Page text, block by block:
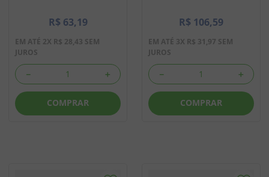
R$ 63,19
EM ATÉ 2X R$ 28,43 SEM
JUROS
＋
－
COMPRAR
R$ 106,59
EM ATÉ 3X R$ 31,97 SEM
JUROS
＋
－
COMPRAR